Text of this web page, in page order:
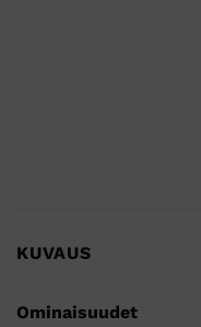
KUVAUS
Ominaisuudet